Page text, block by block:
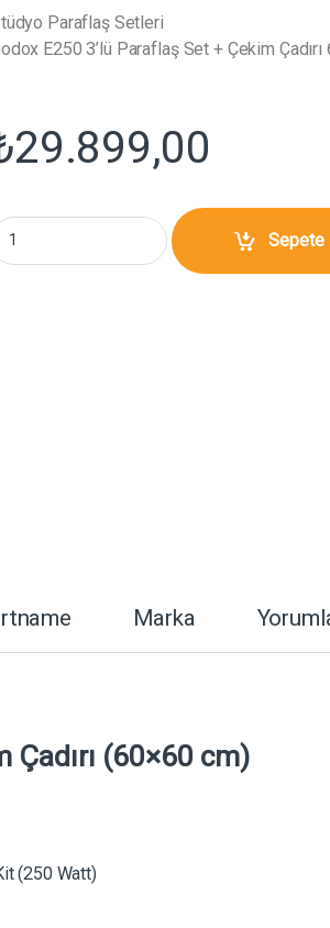
Paraflaş Setleri
E250 3’lü Paraflaş Set + Çekim
29.899,00
E250 3'lü Paraflaş Set + Çekim
Sepete
Marka
(60×60 cm)
(250 Watt)